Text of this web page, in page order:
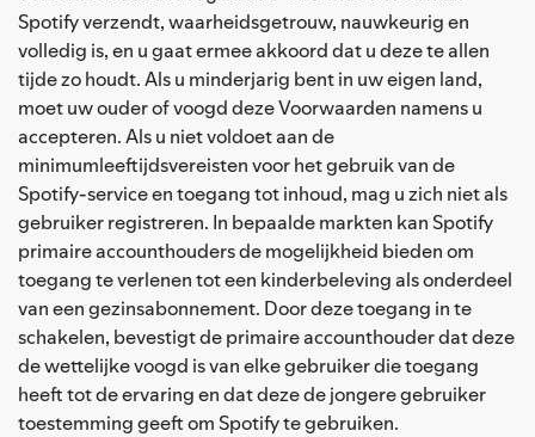
Spotify verzendt, waarheidsgetrouw, nauwkeurig en
volledig is, en u gaat ermee akkoord dat u deze te allen
tijde zo houdt. Als u minderjarig bent in uw eigen land,
moet uw ouder of voogd deze Voorwaarden namens u
accepteren. Als u niet voldoet aan de
minimumleeftijdsvereisten voor het gebruik van de
Spotify-service en toegang tot inhoud, mag u zich niet als
gebruiker registreren. In bepaalde markten kan Spotify
primaire accounthouders de mogelijkheid bieden om
toegang te verlenen tot een kinderbeleving als onderdeel
van een gezinsabonnement. Door deze toegang in te
schakelen, bevestigt de primaire accounthouder dat deze
de wettelijke voogd is van elke gebruiker die toegang
heeft tot de ervaring en dat deze de jongere gebruiker
toestemming geeft om Spotify te gebruiken.